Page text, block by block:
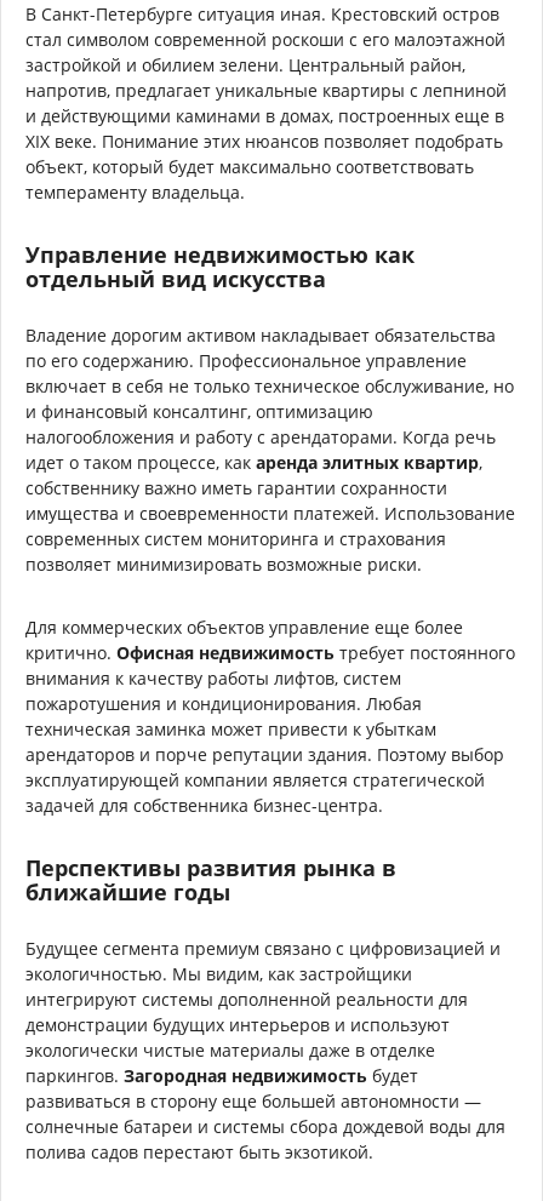
В Санкт-Петербурге ситуация иная. Крестовский остров
стал символом современной роскоши с его малоэтажной
застройкой и обилием зелени. Центральный район,
напротив, предлагает уникальные квартиры с лепниной
и действующими каминами в домах, построенных еще в
XIX веке. Понимание этих нюансов позволяет подобрать
объект, который будет максимально соответствовать
темпераменту владельца.
Управление недвижимостью как
отдельный вид искусства
Владение дорогим активом накладывает обязательства
по его содержанию. Профессиональное управление
включает в себя не только техническое обслуживание, но
и финансовый консалтинг, оптимизацию
налогообложения и работу с арендаторами. Когда речь
идет о таком процессе, как аренда элитных квартир,
собственнику важно иметь гарантии сохранности
имущества и своевременности платежей. Использование
современных систем мониторинга и страхования
позволяет минимизировать возможные риски.
Для коммерческих объектов управление еще более
критично. Офисная недвижимость требует постоянного
внимания к качеству работы лифтов, систем
пожаротушения и кондиционирования. Любая
техническая заминка может привести к убыткам
арендаторов и порче репутации здания. Поэтому выбор
эксплуатирующей компании является стратегической
задачей для собственника бизнес-центра.
Перспективы развития рынка в
ближайшие годы
Будущее сегмента премиум связано с цифровизацией и
экологичностью. Мы видим, как застройщики
интегрируют системы дополненной реальности для
демонстрации будущих интерьеров и используют
экологически чистые материалы даже в отделке
паркингов. Загородная недвижимость будет
развиваться в сторону еще большей автономности —
солнечные батареи и системы сбора дождевой воды для
полива садов перестают быть экзотикой.